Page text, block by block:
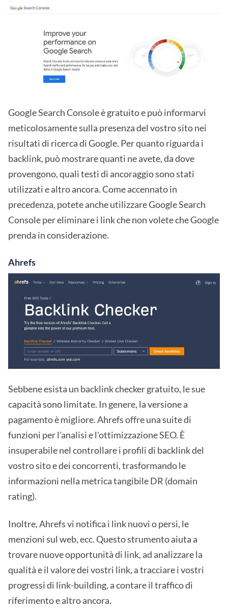
Google Search Console è gratuito e può informarvi
meticolosamente sulla presenza del vostro sito nei
risultati di ricerca di Google. Per quanto riguarda i
backlink, può mostrare quanti ne avete, da dove
provengono, quali testi di ancoraggio sono stati
utilizzati e altro ancora. Come accennato in
precedenza, potete anche utilizzare Google Search
Console per eliminare i link che non volete che Google
prenda in considerazione.
Ahrefs
Sebbene esista un backlink checker gratuito, le sue
capacità sono limitate. In genere, la versione a
pagamento è migliore. Ahrefs offre una suite di
funzioni per l'analisi e l'ottimizzazione SEO. È
insuperabile nel controllare i profili di backlink del
vostro sito e dei concorrenti, trasformando le
informazioni nella metrica tangibile DR (domain
rating).
Inoltre, Ahrefs vi notifica i link nuovi o persi, le
menzioni sul web, ecc. Questo strumento aiuta a
trovare nuove opportunità di link, ad analizzare la
qualità e il valore dei vostri link, a tracciare i vostri
progressi di link-building, a contare il traffico di
riferimento e altro ancora.